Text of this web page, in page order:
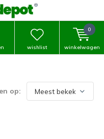
wishlist winkelwagen
0
op: